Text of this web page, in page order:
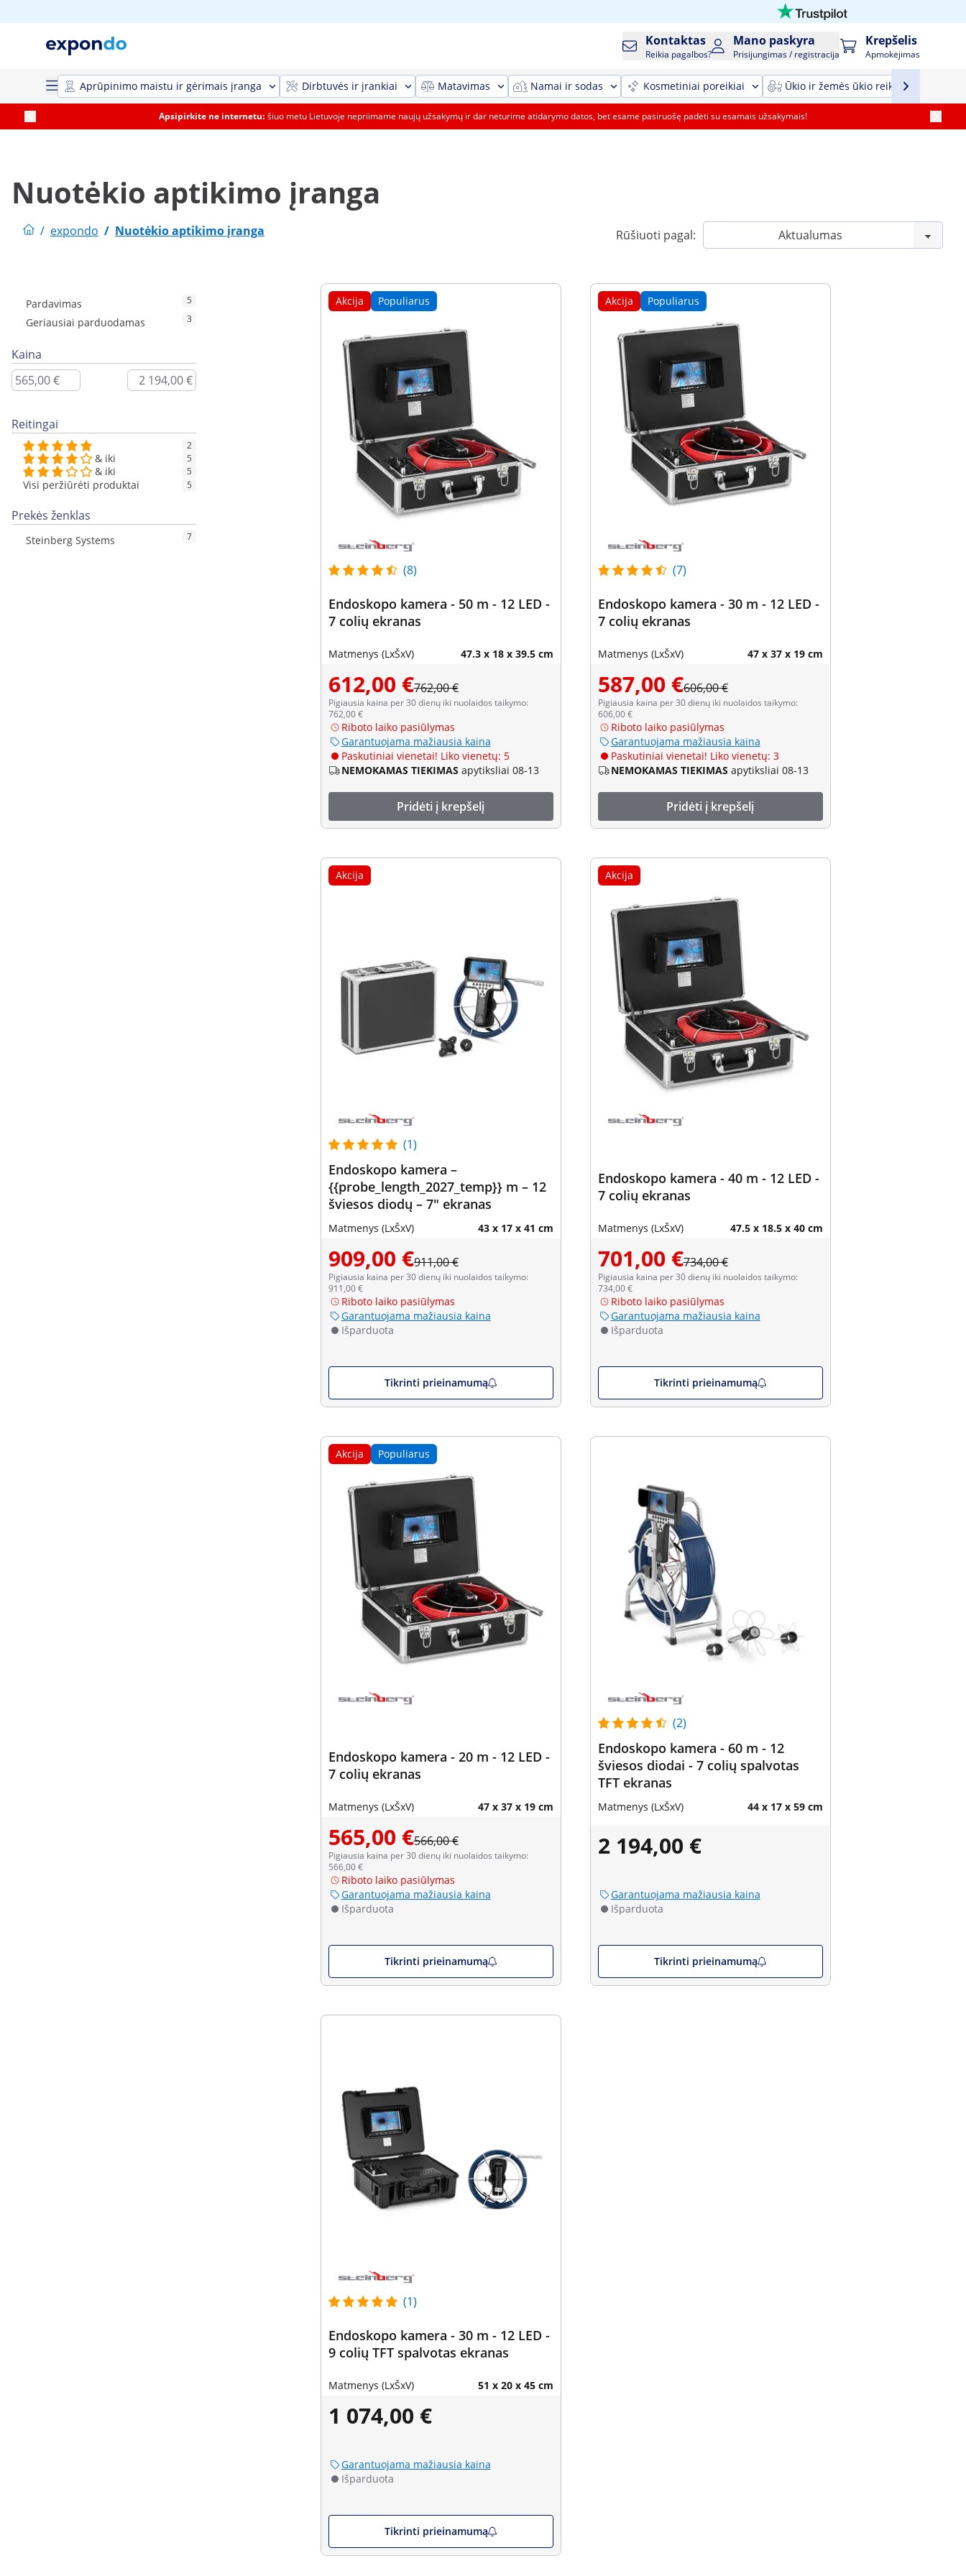
Kontaktas
Reikia pagalbos?
Mano paskyra
Prisijungimas / registracija
Krepšelis
Apmokėjimas
Aprūpinimo maistu ir gėrimais įranga Dirbtuvės ir įrankiai Matavimas Namai ir sodas Kosmetiniai poreikiai Ūkio ir žemės ūkio reikmenys ir
Apsipirkite ne internetu: šiuo metu Lietuvoje nepriimame naujų užsakymų ir dar neturime atidarymo datos, bet esame pasiruošę padėti su esamais užsakymais!
Nuotėkio aptikimo įranga
/ expondo / Nuotėkio aptikimo įranga Rūšiuoti pagal:
Pardavimas 5
Geriausiai parduodamas 3
Kaina
Reitingai
2
& iki 5
& iki 5
Visi peržiūrėti produktai 5
Prekės ženklas
Steinberg Systems 7
Akcija Populiarus
(8)
Endoskopo kamera - 50 m - 12 LED -
7 colių ekranas
Matmenys (LxŠxV) 47.3 x 18 x 39.5 cm
612,00 €762,00 €
Pigiausia kaina per 30 dienų iki nuolaidos taikymo:
762,00 €
Riboto laiko pasiūlymas
Garantuojama mažiausia kaina
Paskutiniai vienetai! Liko vienetų: 5
NEMOKAMAS TIEKIMAS apytiksliai 08-13
Pridėti į krepšelį
Akcija Populiarus
(7)
Endoskopo kamera - 30 m - 12 LED -
7 colių ekranas
Matmenys (LxŠxV) 47 x 37 x 19 cm
587,00 €606,00 €
Pigiausia kaina per 30 dienų iki nuolaidos taikymo:
606,00 €
Riboto laiko pasiūlymas
Garantuojama mažiausia kaina
Paskutiniai vienetai! Liko vienetų: 3
NEMOKAMAS TIEKIMAS apytiksliai 08-13
Pridėti į krepšelį
Akcija
(1)
Endoskopo kamera –
{{probe_length_2027_temp}} m – 12
šviesos diodų – 7" ekranas
Matmenys (LxŠxV) 43 x 17 x 41 cm
909,00 €911,00 €
Pigiausia kaina per 30 dienų iki nuolaidos taikymo:
911,00 €
Riboto laiko pasiūlymas
Garantuojama mažiausia kaina
Išparduota
Tikrinti prieinamumą
Akcija
Endoskopo kamera - 40 m - 12 LED -
7 colių ekranas
Matmenys (LxŠxV) 47.5 x 18.5 x 40 cm
701,00 €734,00 €
Pigiausia kaina per 30 dienų iki nuolaidos taikymo:
734,00 €
Riboto laiko pasiūlymas
Garantuojama mažiausia kaina
Išparduota
Tikrinti prieinamumą
Akcija Populiarus
Endoskopo kamera - 20 m - 12 LED -
7 colių ekranas
Matmenys (LxŠxV) 47 x 37 x 19 cm
565,00 €566,00 €
Pigiausia kaina per 30 dienų iki nuolaidos taikymo:
566,00 €
Riboto laiko pasiūlymas
Garantuojama mažiausia kaina
Išparduota
Tikrinti prieinamumą
(2)
Endoskopo kamera - 60 m - 12
šviesos diodai - 7 colių spalvotas
TFT ekranas
Matmenys (LxŠxV) 44 x 17 x 59 cm
2 194,00 €
Garantuojama mažiausia kaina
Išparduota
Tikrinti prieinamumą
(1)
Endoskopo kamera - 30 m - 12 LED -
9 colių TFT spalvotas ekranas
Matmenys (LxŠxV) 51 x 20 x 45 cm
1 074,00 €
Garantuojama mažiausia kaina
Išparduota
Tikrinti prieinamumą